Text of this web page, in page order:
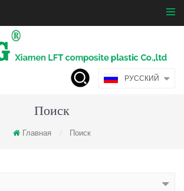
РУССКИЙ
Поиск
Главная Поиск